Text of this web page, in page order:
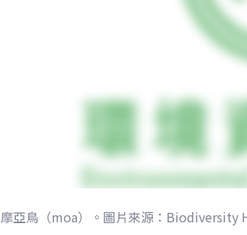
摩亞鳥（moa）。圖片來源：Biodiversity